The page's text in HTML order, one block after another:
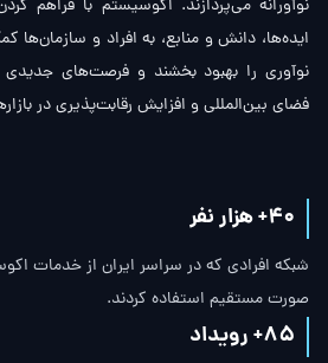
نوآورانه می‌پردازند. اکوسیستم با فراهم
ایده‌ها، دانش و منابع، به افراد و
نوآوری را بهبود بخشند و فرصت‌های
فضای بین‌المللی و افزایش رقابت‌پذیری در
40+ هزار نفر
شبکه افرادی که در سراسر ایران از خدمات
صورت مستقیم استفاده کردند.
85+ رویداد